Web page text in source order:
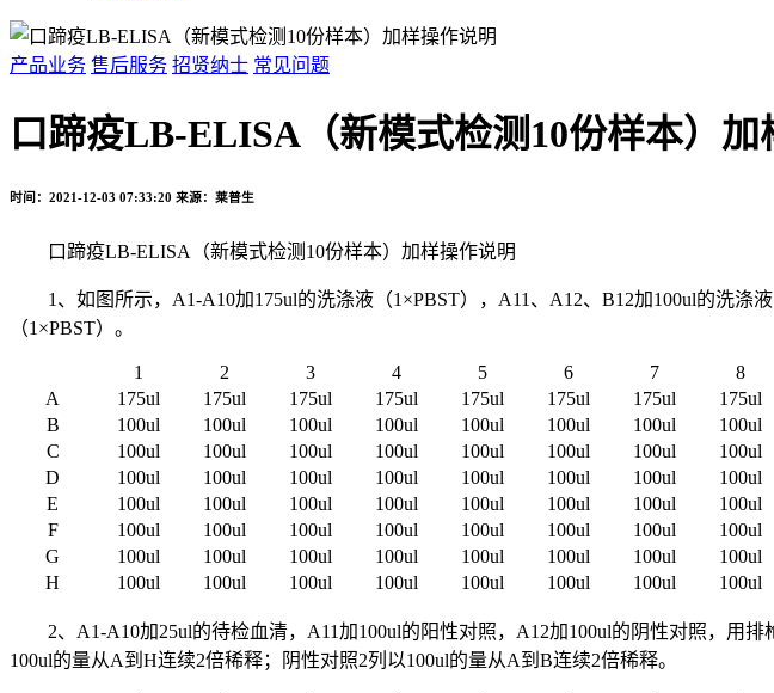
产品业务 售后服务 招贤纳士 常见问题
口蹄疫LB-ELISA（新模式检测10份样本）加
时间：2021-12-03 07:33:20 来源：莱普生
口蹄疫LB-ELISA（新模式检测10份样本）加样操作说明
1、如图所示，A1-A10加175ul的洗涤液（1×PBST），A11、A12、B12加100ul的洗涤液
（1×PBST）。
1 2 3 4 5 6 7 8
A
175ul 175ul 175ul 175ul 175ul 175ul 175ul 175ul
B
100ul 100ul 100ul 100ul 100ul 100ul 100ul 100ul
C
100ul 100ul 100ul 100ul 100ul 100ul 100ul 100ul
D
100ul 100ul 100ul 100ul 100ul 100ul 100ul 100ul
E
100ul 100ul 100ul 100ul 100ul 100ul 100ul 100ul
F
100ul 100ul 100ul 100ul 100ul 100ul 100ul 100ul
G
100ul 100ul 100ul 100ul 100ul 100ul 100ul 100ul
H
100ul 100ul 100ul 100ul 100ul 100ul 100ul 100ul
2、A1-A10加25ul的待检血清，A11加100ul的阳性对照，A12加100ul的阴性对照，用排
100ul的量从A到H连续2倍稀释；阴性对照2列以100ul的量从A到B连续2倍稀释。